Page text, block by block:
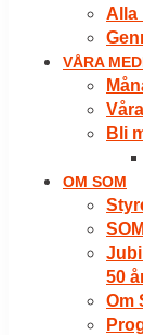
Alla
VÅRA
Bli
OM SOM
50
Om